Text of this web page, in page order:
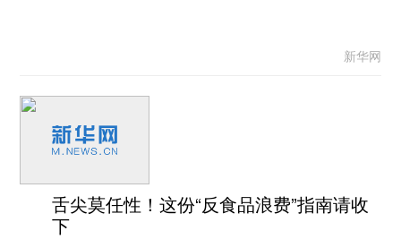
新华网
舌尖莫任性！这份“反食品浪费”指南请收
下